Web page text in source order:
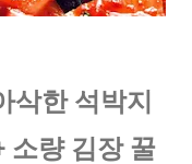
삭한 석박지
소량 김장 꿀